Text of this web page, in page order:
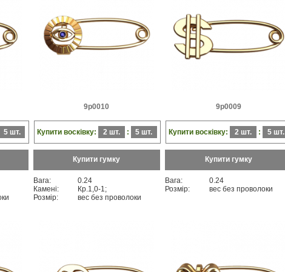
5 шт.
9p0010
Купити восківку: 2 шт. : 5 шт.
Купити гумку
Вага:
0.24
Камені:
Кр.1,0-1;
Розмір:
вес без проволоки
9p0009
Купити восківку: 2 шт. : 5 шт.
Купити гумку
Вага:
0.24
Розмір:
вес без проволоки